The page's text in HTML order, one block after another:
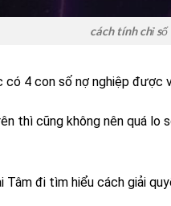
cách tính chỉ số
có 4 con số nợ nghiệp
thì cũng không nên quá lo
Tâm đi tìm hiểu cách giải